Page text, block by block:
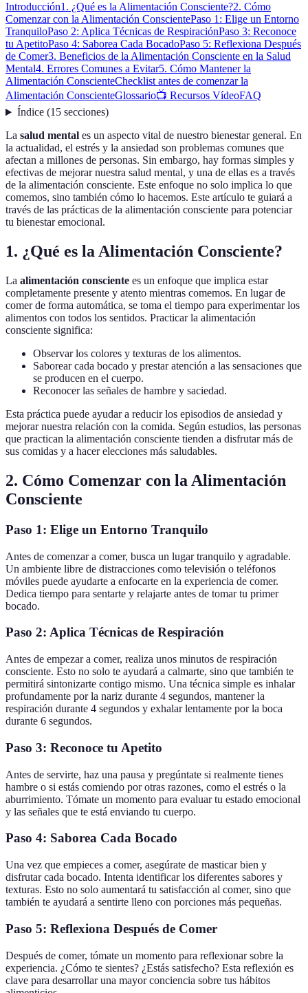
Introducción1. ¿Qué es la Alimentación Consciente?2. Cómo
Comenzar con la Alimentación ConscientePaso 1: Elige un Entorno
TranquiloPaso 2: Aplica Técnicas de RespiraciónPaso 3: Reconoce
tu ApetitoPaso 4: Saborea Cada BocadoPaso 5: Reflexiona Después
de Comer3. Beneficios de la Alimentación Consciente en la Salud
Mental4. Errores Comunes a Evitar5. Cómo Mantener la
Alimentación ConscienteChecklist antes de comenzar la
Alimentación ConscienteGlossario📺 Recursos VídeoFAQ
Índice(15 secciones)
La salud mental es un aspecto vital de nuestro bienestar general. En
la actualidad, el estrés y la ansiedad son problemas comunes que
afectan a millones de personas. Sin embargo, hay formas simples y
efectivas de mejorar nuestra salud mental, y una de ellas es a través
de la alimentación consciente. Este enfoque no solo implica lo que
comemos, sino también cómo lo hacemos. Este artículo te guiará a
través de las prácticas de la alimentación consciente para potenciar
tu bienestar emocional.
1. ¿Qué es la Alimentación Consciente?
La alimentación consciente es un enfoque que implica estar
completamente presente y atento mientras comemos. En lugar de
comer de forma automática, se toma el tiempo para experimentar los
alimentos con todos los sentidos. Practicar la alimentación
consciente significa:
Observar los colores y texturas de los alimentos.
Saborear cada bocado y prestar atención a las sensaciones que
se producen en el cuerpo.
Reconocer las señales de hambre y saciedad.
Esta práctica puede ayudar a reducir los episodios de ansiedad y
mejorar nuestra relación con la comida. Según estudios, las personas
que practican la alimentación consciente tienden a disfrutar más de
sus comidas y a hacer elecciones más saludables.
2. Cómo Comenzar con la Alimentación
Consciente
Paso 1: Elige un Entorno Tranquilo
Antes de comenzar a comer, busca un lugar tranquilo y agradable.
Un ambiente libre de distracciones como televisión o teléfonos
móviles puede ayudarte a enfocarte en la experiencia de comer.
Dedica tiempo para sentarte y relajarte antes de tomar tu primer
bocado.
Paso 2: Aplica Técnicas de Respiración
Antes de empezar a comer, realiza unos minutos de respiración
consciente. Esto no solo te ayudará a calmarte, sino que también te
permitirá sintonizarte contigo mismo. Una técnica simple es inhalar
profundamente por la nariz durante 4 segundos, mantener la
respiración durante 4 segundos y exhalar lentamente por la boca
durante 6 segundos.
Paso 3: Reconoce tu Apetito
Antes de servirte, haz una pausa y pregúntate si realmente tienes
hambre o si estás comiendo por otras razones, como el estrés o la
aburrimiento. Tómate un momento para evaluar tu estado emocional
y las señales que te está enviando tu cuerpo.
Paso 4: Saborea Cada Bocado
Una vez que empieces a comer, asegúrate de masticar bien y
disfrutar cada bocado. Intenta identificar los diferentes sabores y
texturas. Esto no solo aumentará tu satisfacción al comer, sino que
también te ayudará a sentirte lleno con porciones más pequeñas.
Paso 5: Reflexiona Después de Comer
Después de comer, tómate un momento para reflexionar sobre la
experiencia. ¿Cómo te sientes? ¿Estás satisfecho? Esta reflexión es
clave para desarrollar una mayor conciencia sobre tus hábitos